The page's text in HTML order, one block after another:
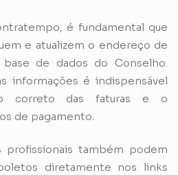
é fundamental que
e atualizem o endereço de
de dados do Conselho.
informações é indispensável
correto das faturas e o
de pagamento.
profissionais também podem
diretamente nos links